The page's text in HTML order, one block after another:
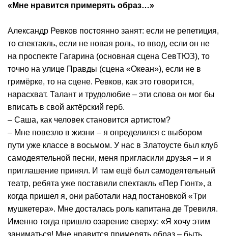
«Мне нравится примерять образ…»
Александр Ревков постоянно занят: если не репетиция,
то спектакль, если не новая роль, то ввод, если он не
на проспекте Гагарина (основная сцена СевТЮЗ), то
точно на улице Правды (сцена «Океан»), если не в
гримёрке, то на сцене. Ревков, как это говорится,
нарасхват. Талант и трудолюбие – эти слова он мог бы
вписать в свой актёрский герб.
– Саша, как человек становится артистом?
– Мне повезло в жизни – я определился с выбором
пути уже классе в восьмом. У нас в Златоусте был клуб
самодеятельной песни, меня пригласили друзья – и я
приглашение принял. И там ещё был самодеятельный
театр, ребята уже поставили спектакль «Пер Гюнт», а
когда пришел я, они работали над постановкой «Три
мушкетера». Мне досталась роль капитана де Тревиля.
Именно тогда пришло озарение сверху: «Я хочу этим
заниматься! Мне нравится примерять образ – быть